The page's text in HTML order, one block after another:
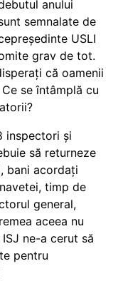
anului
semnalate de
USLI
grav de tot.
că oamenii
se întâmplă cu
inspectori și
să returneze
bani acordați
timp de
general,
aceea nu
ne-a cerut să
pentru